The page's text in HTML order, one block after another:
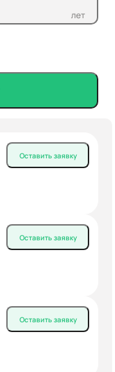
лет
Оставить заявку
Оставить заявку
Оставить заявку